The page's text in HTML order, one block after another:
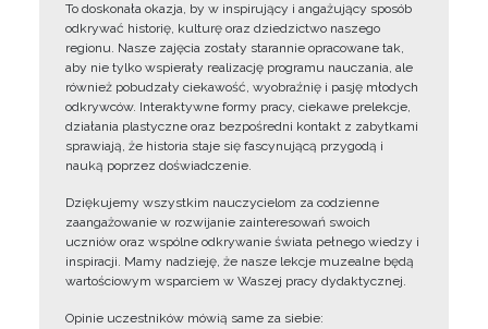
To doskonała okazja, by w inspirujący i angażujący sposób
odkrywać historię, kulturę oraz dziedzictwo naszego
regionu. Nasze zajęcia zostały starannie opracowane tak,
aby nie tylko wspierały realizację programu nauczania, ale
również pobudzały ciekawość, wyobraźnię i pasję młodych
odkrywców. Interaktywne formy pracy, ciekawe prelekcje,
działania plastyczne oraz bezpośredni kontakt z zabytkami
sprawiają, że historia staje się fascynującą przygodą i
nauką poprzez doświadczenie.
Dziękujemy wszystkim nauczycielom za codzienne
zaangażowanie w rozwijanie zainteresowań swoich
uczniów oraz wspólne odkrywanie świata pełnego wiedzy i
inspiracji. Mamy nadzieję, że nasze lekcje muzealne będą
wartościowym wsparciem w Waszej pracy dydaktycznej.
Opinie uczestników mówią same za siebie: